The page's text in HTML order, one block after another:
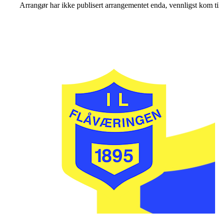
Arrangør har ikke publisert arrangementet enda, vennligst kom